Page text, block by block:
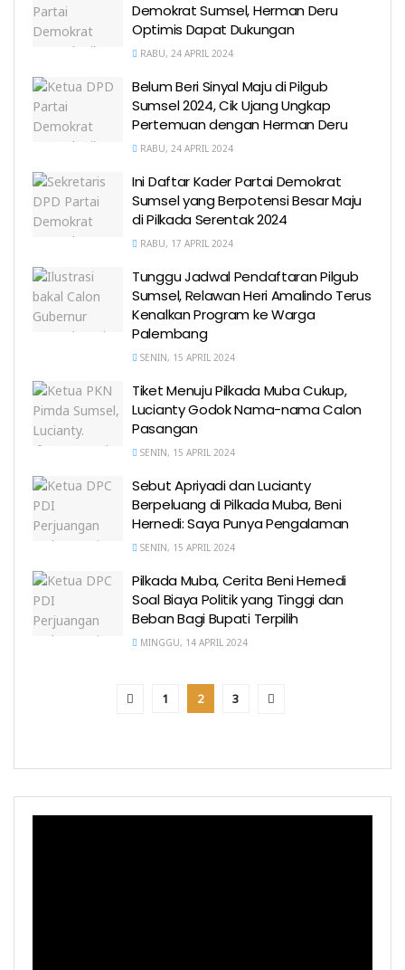
Demokrat Sumsel, Herman Deru
Optimis Dapat Dukungan
RABU, 24 APRIL 2024
Belum Beri Sinyal Maju di Pilgub
Sumsel 2024, Cik Ujang Ungkap
Pertemuan dengan Herman Deru
RABU, 24 APRIL 2024
Ini Daftar Kader Partai Demokrat
Sumsel yang Berpotensi Besar Maju
di Pilkada Serentak 2024
RABU, 17 APRIL 2024
Tunggu Jadwal Pendaftaran Pilgub
Sumsel, Relawan Heri Amalindo Terus
Kenalkan Program ke Warga
Palembang
SENIN, 15 APRIL 2024
Tiket Menuju Pilkada Muba Cukup,
Lucianty Godok Nama-nama Calon
Pasangan
SENIN, 15 APRIL 2024
Sebut Apriyadi dan Lucianty
Berpeluang di Pilkada Muba, Beni
Hernedi: Saya Punya Pengalaman
SENIN, 15 APRIL 2024
Pilkada Muba, Cerita Beni Hernedi
Soal Biaya Politik yang Tinggi dan
Beban Bagi Bupati Terpilih
MINGGU, 14 APRIL 2024
1 2 3